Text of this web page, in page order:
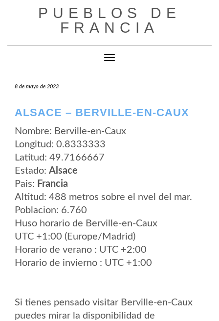
PUEBLOS DE
FRANCIA
Cambiar modo de navegación
8 de mayo de 2023
ALSACE – BERVILLE-EN-CAUX
Nombre: Berville-en-Caux
Longitud: 0.8333333
Latitud: 49.7166667
Estado: Alsace
Pais: Francia
Altitud: 488 metros sobre el nvel del mar.
Poblacion: 6.760
Huso horario de Berville-en-Caux
UTC +1:00 (Europe/Madrid)
Horario de verano : UTC +2:00
Horario de invierno : UTC +1:00
Si tienes pensado visitar Berville-en-Caux
puedes mirar la disponibilidad de